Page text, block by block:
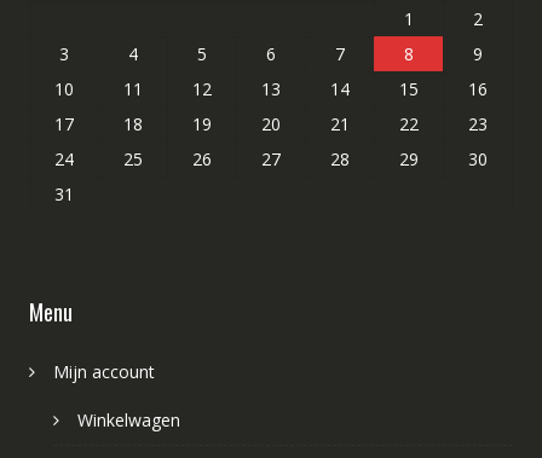
1
2
3
4 5 6 7 8
9
10
11 12 13 14 15
16
17
18 19 20 21 22
23
24
25 26 27 28 29
30
31
Menu
Mijn account
Winkelwagen